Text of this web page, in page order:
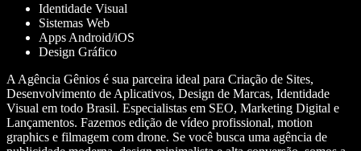
Identidade Visual
Sistemas Web
Apps Android/iOS
Design Gráfico
A Agência Gênios é sua parceira ideal para Criação de Sites,
Desenvolvimento de Aplicativos, Design de Marcas, Identidade
Visual em todo Brasil. Especialistas em SEO, Marketing Digital e
Lançamentos. Fazemos edição de vídeo profissional, motion
graphics e filmagem com drone. Se você busca uma agência de